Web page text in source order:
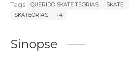
Tags: QUERIDO SKATE TEORIAS SKATE
SKATEORIAS
+4
Sinopse